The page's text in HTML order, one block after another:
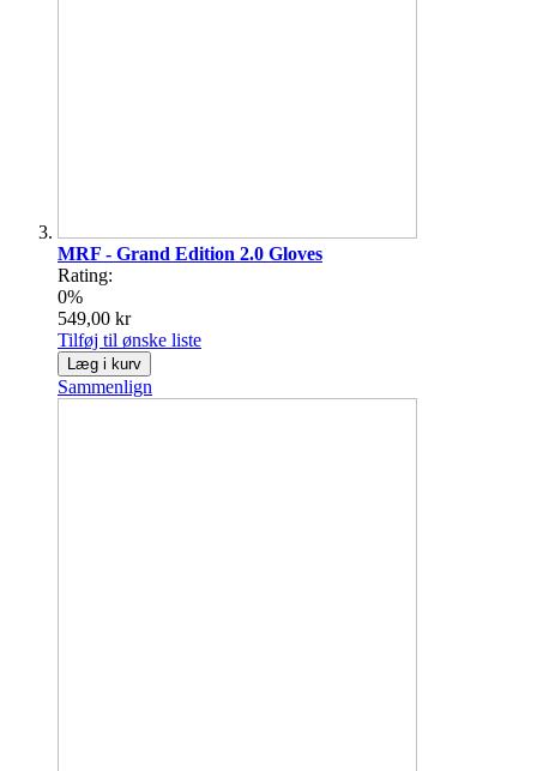
MRF - Grand Edition 2.0 Gloves
Rating:
0%
549,00 kr
Tilføj til ønske liste
Læg i kurv
Sammenlign